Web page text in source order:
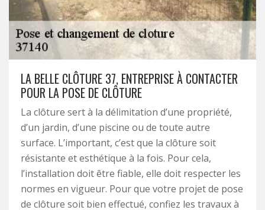
LA BELLE CLÔTURE 37, ENTREPRISE À CONTACTER
POUR LA POSE DE CLÔTURE
La clôture sert à la délimitation d’une propriété,
d’un jardin, d’une piscine ou de toute autre
surface. L’important, c’est que la clôture soit
résistante et esthétique à la fois. Pour cela,
l’installation doit être fiable, elle doit respecter les
normes en vigueur. Pour que votre projet de pose
de clôture soit bien effectué, confiez les travaux à